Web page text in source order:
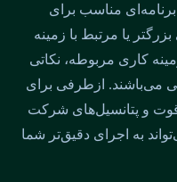
مناسب برای
یا مرتبط با زمینه
کاری مربوطه، نکاتی
می‌باشند. ازطرفی برای
قوت و پتانسیل‌های شرکت
به اجرای دقیق‌تر شما